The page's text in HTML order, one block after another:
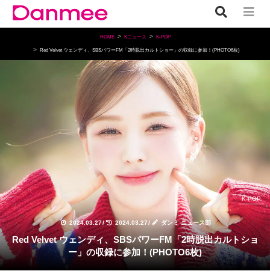
HOME Kニュース K-POP
Red Velvet ウェンディ、SBSパワーFM「2時脱出カルトショー」の収録に参加！(PHOTO6枚)
2024.03.27/ 2024.03.27/ ダンミ ニュース部
K-POP
Red Velvet ウェンディ、SBSパワーFM「2時脱出カルトショ
ー」の収録に参加！(PHOTO6枚)